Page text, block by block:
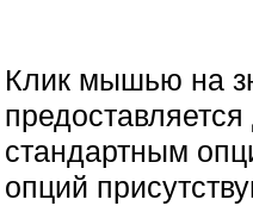
Клик мышью на
стандартным
опций